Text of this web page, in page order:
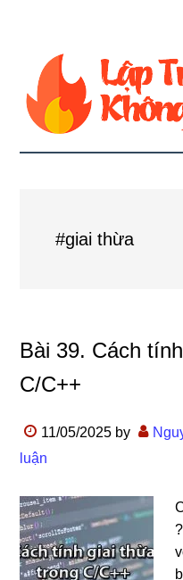
#giai thừa
Bài 39. Cách
C/C++
11/05/2025 by
luận